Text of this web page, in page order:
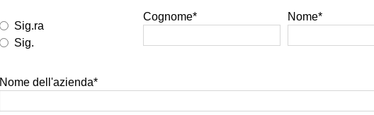
Sig.ra
Sig.
Cognome* Nome*
Nome dell'azienda*